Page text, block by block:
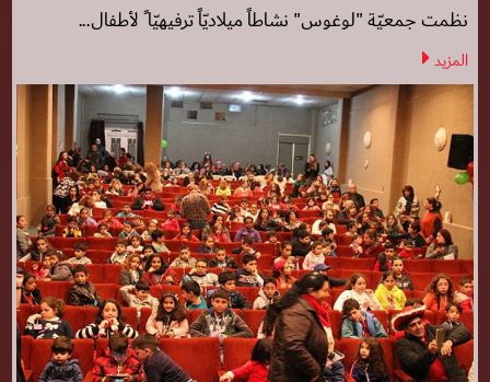
نظمت جمعيّة "لوغوس" نشاطاً ميلاديّاً ترفيهيّا ً لأطفال...
المزيد